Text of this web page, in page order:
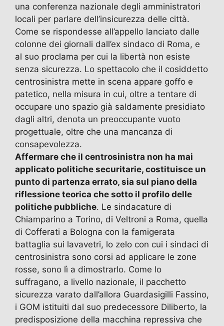
una conferenza nazionale degli amministratori
locali per parlare dell’insicurezza delle città.
Come se rispondesse all’appello lanciato dalle
colonne dei giornali dall’ex sindaco di Roma, e
al suo proclama per cui la libertà non esiste
senza sicurezza. Lo spettacolo che il cosiddetto
centrosinistra mette in scena appare goffo e
patetico, nella misura in cui, oltre a tentare di
occupare uno spazio già saldamente presidiato
dagli altri, denota un preoccupante vuoto
progettuale, oltre che una mancanza di
consapevolezza.
Affermare che il centrosinistra non ha mai
applicato politiche securitarie, costituisce un
punto di partenza errato, sia sul piano della
riflessione teorica che sotto il profilo delle
politiche pubbliche. Le sindacature di
Chiamparino a Torino, di Veltroni a Roma, quella
di Cofferati a Bologna con la famigerata
battaglia sui lavavetri, lo zelo con cui i sindaci di
centrosinistra sono corsi ad applicare le zone
rosse, sono lì a dimostrarlo. Come lo
suffragano, a livello nazionale, il pacchetto
sicurezza varato dall’allora Guardasigilli Fassino,
i GOM istituiti dal suo predecessore Diliberto, la
predisposizione della macchina repressiva che